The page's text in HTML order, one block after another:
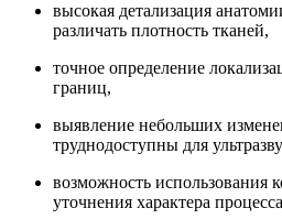
высокая детализация
различать плотность тканей,
точное определение
границ,
выявление небольших
труднодоступны для
возможность использования
уточнения характера